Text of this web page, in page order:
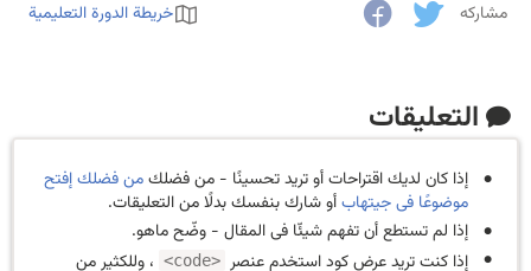
مشاركه خريطة الدورة التعليمية
التعليقات
إذا كان لديك اقتراحات أو تريد تحسينًا - من فضلكمن فضلك إفتح
موضوعًا فى جيتهابأو شارك بنفسك بدلًا من التعليقات.
إذا لم تستطع أن تفهم شيئّا فى المقال - وضّح ماهو.
إذا كنت تريد عرض كود استخدم عنصر <code> ، وللكثير من